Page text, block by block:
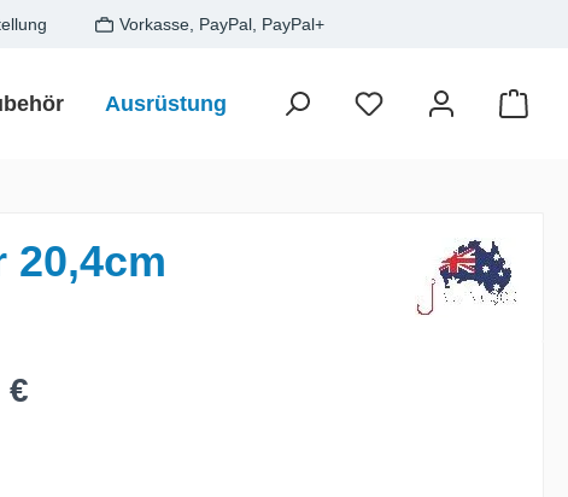
Vorkasse, PayPal, PayPal+
Ausrüstung Zielfisch SALE
20,4cm
€